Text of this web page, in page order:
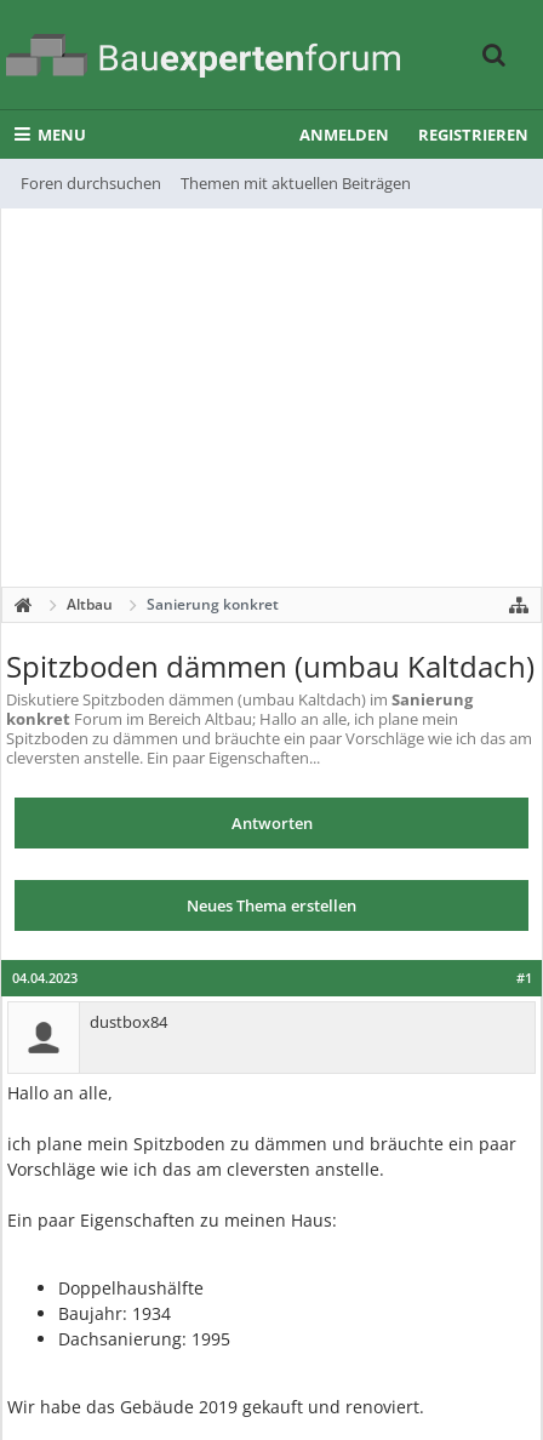
MENU
Foren durchsuchen Themen mit aktuellen Beiträgen
ANMELDEN REGISTRIEREN
Altbau Sanierung konkret
Spitzboden dämmen (umbau Kaltdach)
DiskutiereSpitzboden dämmen (umbau Kaltdach) im Sanierung
konkret Forum im Bereich Altbau; Hallo an alle, ich plane mein
Spitzboden zu dämmen und bräuchte ein paar Vorschläge wie ich das am
cleversten anstelle. Ein paar Eigenschaften...
Antworten
Neues Thema erstellen
#1
04.04.2023
dustbox84
Hallo an alle,
ich plane mein Spitzboden zu dämmen und bräuchte ein paar
Vorschläge wie ich das am cleversten anstelle.
Ein paar Eigenschaften zu meinen Haus:
Doppelhaushälfte
Baujahr: 1934
Dachsanierung: 1995
Wir habe das Gebäude 2019 gekauft und renoviert.